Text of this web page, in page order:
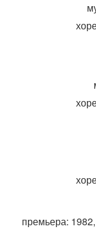
премьера: